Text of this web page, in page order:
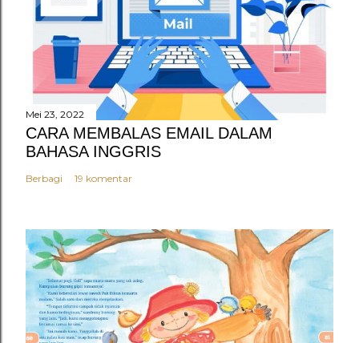
Mei 23, 2022
CARA MEMBALAS EMAIL DALAM
BAHASA INGGRIS
Berbagi 19 komentar